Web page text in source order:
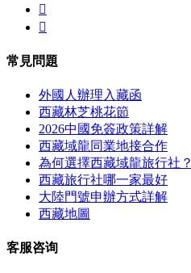


常見問題
外國人辦理入藏函
西藏林芝桃花節
2026中國免簽政策詳解
西藏域龍同業地接合作
為何選擇西藏域龍旅行社？
西藏旅行社哪一家最好
大陸門號申辦方式詳解
西藏地圖
客服咨询